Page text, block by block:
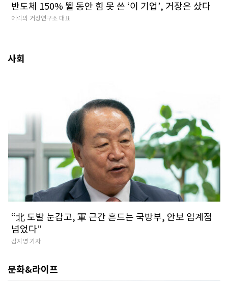
반도체 150% 뛸 동안 힘 못 쓴 ‘이 기업’, 거장은 샀다
에릭의 거장연구소 대표
사회
​“北 도발 눈감고, 軍 근간 흔드는 국방부, 안보 임계점
넘었다”
김지영 기자
문화&라이프